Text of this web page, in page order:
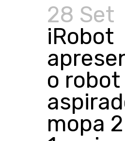
28 Set
iRobot
o robot
mopa